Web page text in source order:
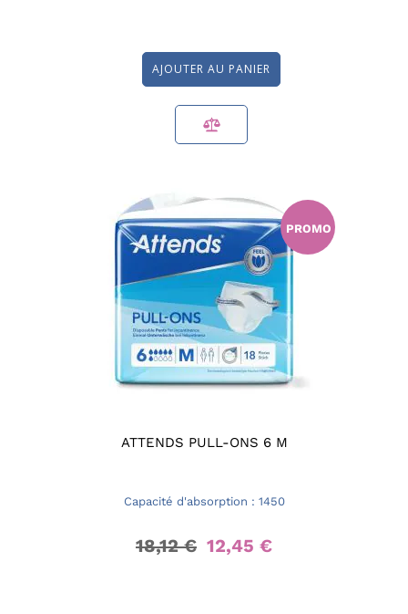
AJOUTER AU PANIER
ATTENDS PULL-ONS 6 M
Capacité d'absorption : 1450
PROMO
18,12 € 12,45 €